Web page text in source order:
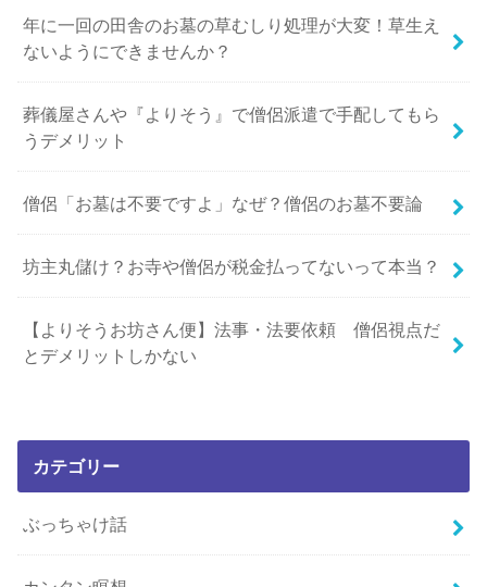
年に一回の田舎のお墓の草むしり処理が大変！草生え
ないようにできませんか？
葬儀屋さんや『よりそう』で僧侶派遣で手配してもら
うデメリット
僧侶「お墓は不要ですよ」なぜ？僧侶のお墓不要論
坊主丸儲け？お寺や僧侶が税金払ってないって本当？
【よりそうお坊さん便】法事・法要依頼 僧侶視点だ
とデメリットしかない
カテゴリー
ぶっちゃけ話